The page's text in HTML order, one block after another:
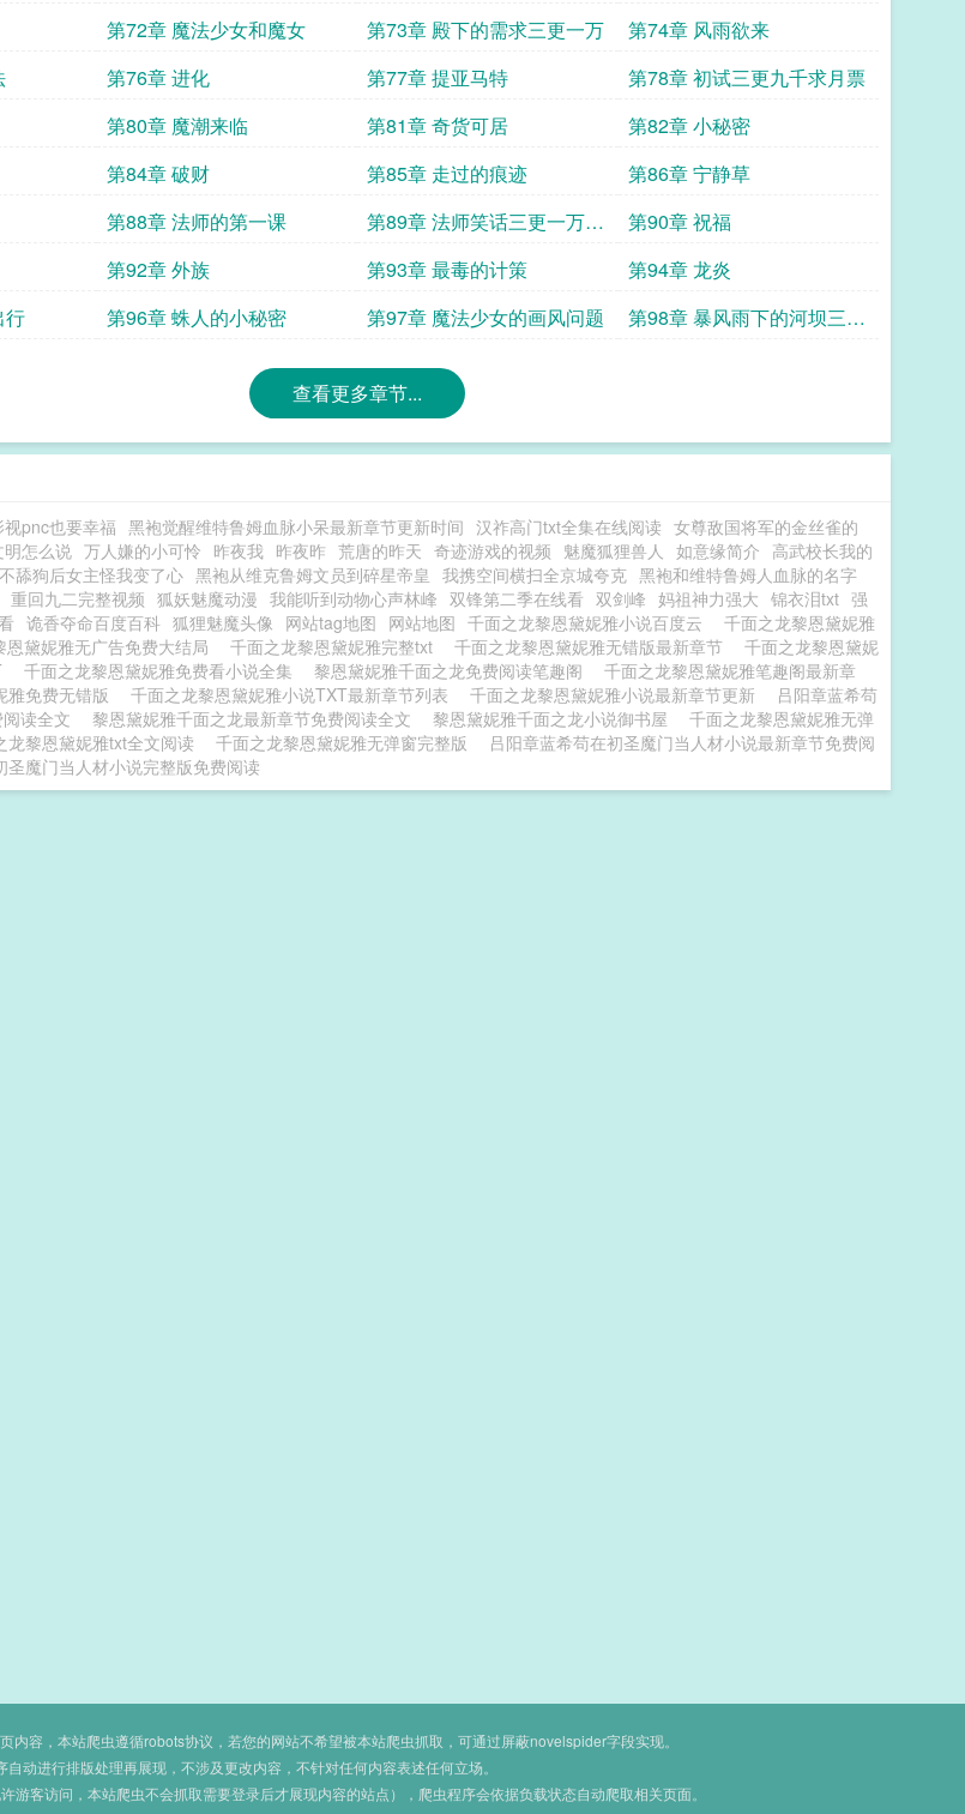
近万求月票
第72章 魔法少女和魔女 第73章 殿下的需求三更一万
第74章 风雨欲来
第76章 进化 第77章 提亚马特
第78章 初试三更九千求月票
第80章 魔潮来临 第81章 奇货可居
第82章 小秘密
第84章 破财 第85章 走过的痕迹
第86章 宁静草
第88章 法师的第一课
第89章 法师笑话三更一万求
月票
第90章 祝福
第92章 外族 第93章 最毒的计策
第94章 龙炎
行
第96章 蛛人的小秘密 第97章 魔法少女的画风问题
第98章 暴风雨下的河坝三更
查看更多章节...
视pnc也要幸福 黑袍觉醒维特鲁姆血脉小呆最新章节更新时间 汉祚高门txt全集在线阅读 女尊敌国将军的金丝雀的
明怎么说 万人嫌的小可怜 昨夜我 昨夜昨 荒唐的昨天 奇迹游戏的视频 魅魔狐狸兽人 如意缘简介 高武校长我的
舔狗后女主怪我变了心 黑袍从维克鲁姆文员到碎星帝皇 我携空间横扫全京城夸克 黑袍和维特鲁姆人血脉的名字
重回九二完整视频 狐妖魅魔动漫 我能听到动物心声林峰 双锋第二季在线看 双剑峰 妈祖神力强大 锦衣泪txt 强
诡香夺命百度百科 狐狸魅魔头像 网站tag地图 网站地图 千面之龙黎恩黛妮雅小说百度云
千面之龙黎恩黛妮雅
恩黛妮雅无广告免费大结局 千面之龙黎恩黛妮雅完整txt 千面之龙黎恩黛妮雅无错版最新章节
千面之龙黎恩黛妮
千面之龙黎恩黛妮雅免费看小说全集 黎恩黛妮雅千面之龙免费阅读笔趣阁
千面之龙黎恩黛妮雅笔趣阁最新章
雅免费无错版 千面之龙黎恩黛妮雅小说TXT最新章节列表 千面之龙黎恩黛妮雅小说最新章节更新
吕阳章蓝希苟
读全文
黎恩黛妮雅千面之龙最新章节免费阅读全文 黎恩黛妮雅千面之龙小说御书屋
千面之龙黎恩黛妮雅无弹
龙黎恩黛妮雅txt全文阅读 千面之龙黎恩黛妮雅无弹窗完整版
吕阳章蓝希苟在初圣魔门当人材小说最新章节免费阅
圣魔门当人材小说完整版免费阅读
容，本站爬虫遵循robots协议，若您的网站不希望被本站爬虫抓取，可通过屏蔽novelspider字段实现。
动进行排版处理再展现，不涉及更改内容，不针对任何内容表述任何立场。
客访问，本站爬虫不会抓取需要登录后才展现内容的站点），爬虫程序会依据负载状态自动爬取相关页面。